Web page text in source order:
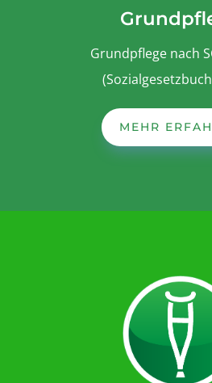
Grundpflege nach
(Sozialgesetzbuch
MEHR